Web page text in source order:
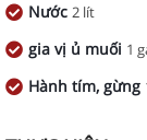
Nước 2 lít
gia vị ủ muối 1
Hành tím, gừng